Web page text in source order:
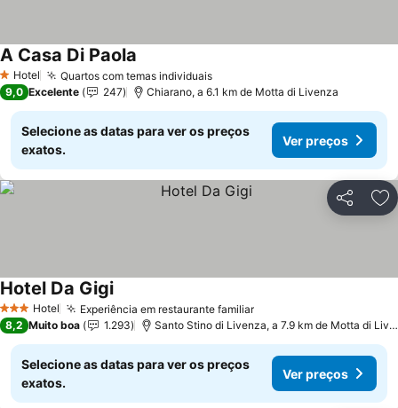
1 Estrelas
Hotel Quartos com temas individuais
A Casa Di Paola
9,0 Excelente 247 Chiarano, a 6.1 km de Motta di Livenza
Selecione as datas para ver os preços
exatos.
Ver preços
Partilhar
3 EstrelasHotel Experiência em restaurante familiar
Hotel Da Gigi
8,2 Muito boa 1.293 Santo Stino di Livenza, a 7.9 km de Motta di Livenza
Selecione as datas para ver os preços
exatos.
Ver preços